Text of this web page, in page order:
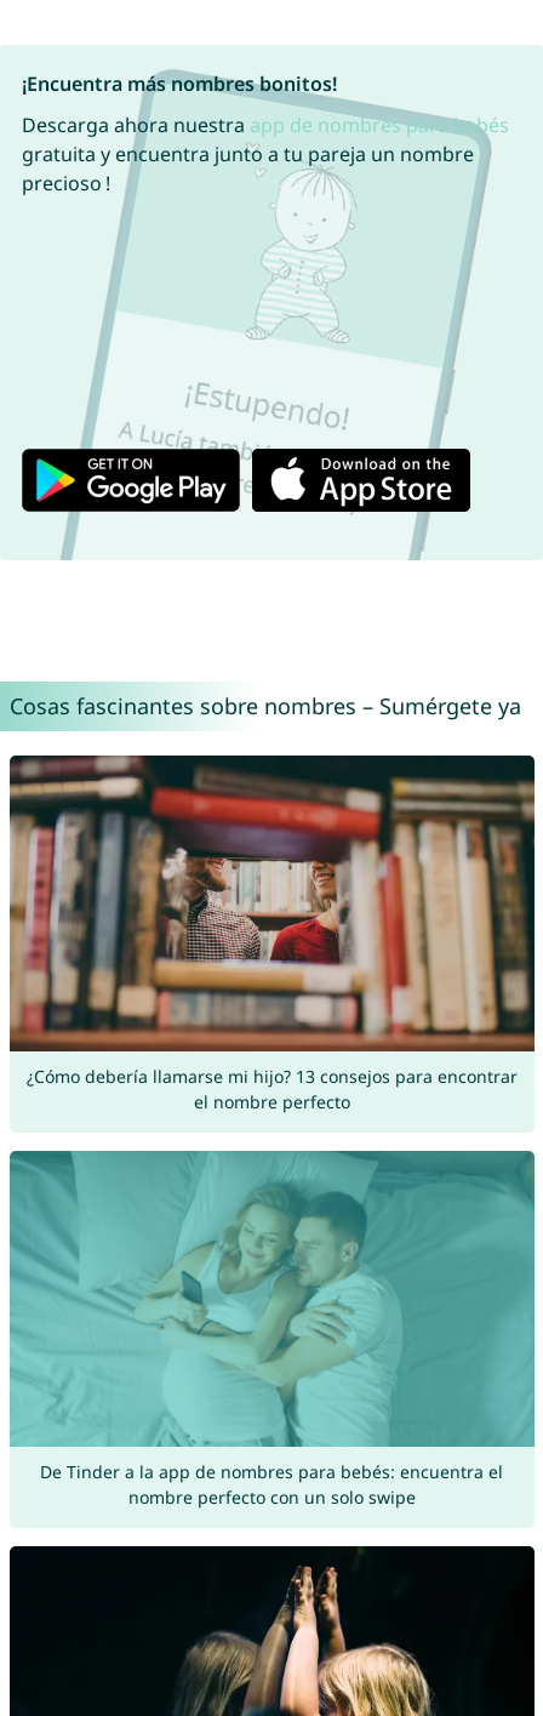
¡Encuentra más nombres bonitos!
Descarga ahora nuestra app de nombres para bebés
gratuita y encuentra junto a tu pareja un nombre
precioso !
Cosas fascinantes sobre nombres – Sumérgete ya
¿Cómo debería llamarse mi hijo? 13 consejos para encontrar
el nombre perfecto
De Tinder a la app de nombres para bebés: encuentra el
nombre perfecto con un solo swipe